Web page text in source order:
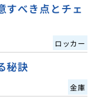
すべき点とチェ
ロッカー
秘訣
金庫